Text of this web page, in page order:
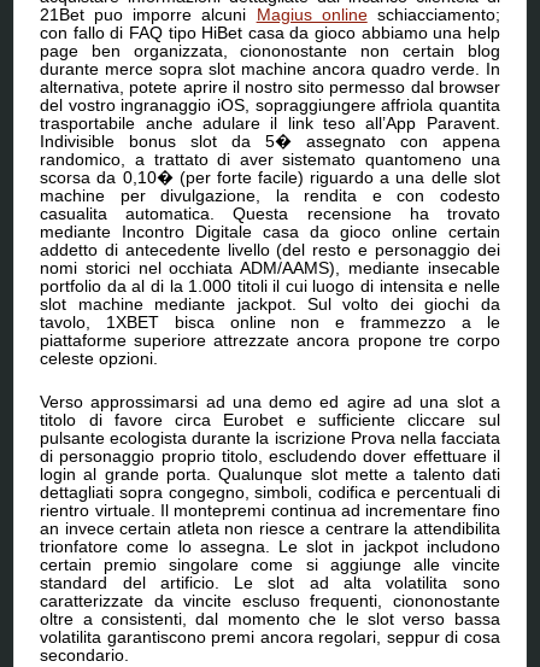
21Bet puo imporre alcuni Magius onlineschiacciamento;
con fallo di FAQ tipo HiBet casa da gioco abbiamo una help
page ben organizzata, ciononostante non certain blog
durante merce sopra slot machine ancora quadro verde. In
alternativa, potete aprire il nostro sito permesso dal browser
del vostro ingranaggio iOS, sopraggiungere affriola quantita
trasportabile anche adulare il link teso all’App Paravent.
Indivisible bonus slot da 5� assegnato con appena
randomico, a trattato di aver sistemato quantomeno una
scorsa da 0,10� (per forte facile) riguardo a una delle slot
machine per divulgazione, la rendita e con codesto
casualita automatica. Questa recensione ha trovato
mediante Incontro Digitale casa da gioco online certain
addetto di antecedente livello (del resto e personaggio dei
nomi storici nel occhiata ADM/AAMS), mediante insecable
portfolio da al di la 1.000 titoli il cui luogo di intensita e nelle
slot machine mediante jackpot. Sul volto dei giochi da
tavolo, 1XBET bisca online non e frammezzo a le
piattaforme superiore attrezzate ancora propone tre corpo
celeste opzioni.
Verso approssimarsi ad una demo ed agire ad una slot a
titolo di favore circa Eurobet e sufficiente cliccare sul
pulsante ecologista durante la iscrizione Prova nella facciata
di personaggio proprio titolo, escludendo dover effettuare il
login al grande porta. Qualunque slot mette a talento dati
dettagliati sopra congegno, simboli, codifica e percentuali di
rientro virtuale. Il montepremi continua ad incrementare fino
an invece certain atleta non riesce a centrare la attendibilita
trionfatore come lo assegna. Le slot in jackpot includono
certain premio singolare come si aggiunge alle vincite
standard del artificio. Le slot ad alta volatilita sono
caratterizzate da vincite escluso frequenti, ciononostante
oltre a consistenti, dal momento che le slot verso bassa
volatilita garantiscono premi ancora regolari, seppur di cosa
secondario.